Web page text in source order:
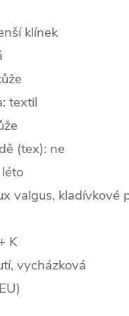
klínek
textil
(tex): ne
valgus, kladívkové
K
vycházková